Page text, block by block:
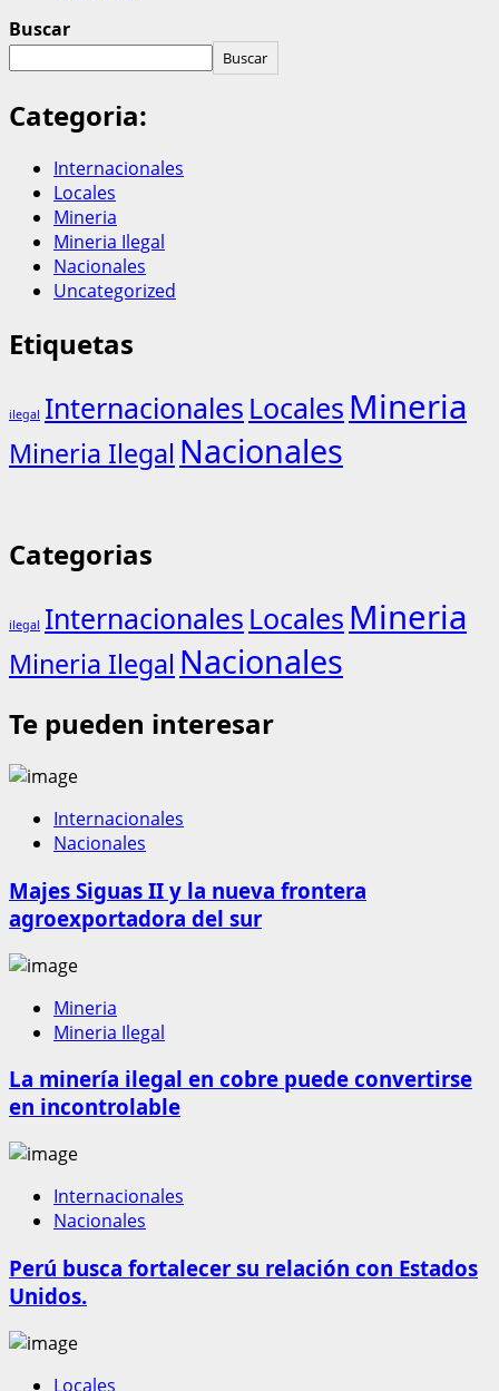
Buscar
Buscar
Categoria:
Internacionales
Locales
Mineria
Mineria Ilegal
Nacionales
Uncategorized
Etiquetas
ilegal Internacionales Locales Mineria
Mineria Ilegal Nacionales
Categorias
ilegal Internacionales Locales Mineria
Mineria Ilegal Nacionales
Te pueden interesar
Internacionales
Nacionales
Majes Siguas II y la nueva frontera
agroexportadora del sur
Mineria
Mineria Ilegal
La minería ilegal en cobre puede convertirse
en incontrolable
Internacionales
Nacionales
Perú busca fortalecer su relación con Estados
Unidos.
Locales